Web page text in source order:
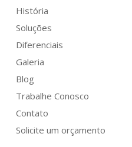
História
Soluções
Diferenciais
Galeria
Blog
Trabalhe Conosco
Contato
Solicite um orçamento